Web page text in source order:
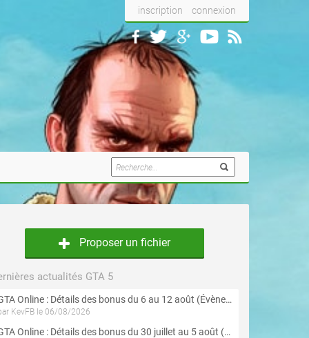
inscription connexion
Proposer un fichier
actualités GTA 5
GTA Online : Détails des bonus du 6 au 12 août (Évènement « Braquages de l'été » - Suite et fin)
KevFB le 06/08/2026
GTA Online : Détails des bonus du 30 juillet au 5 août (Évènement « Braquages d'été »)